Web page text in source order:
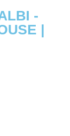
-
|